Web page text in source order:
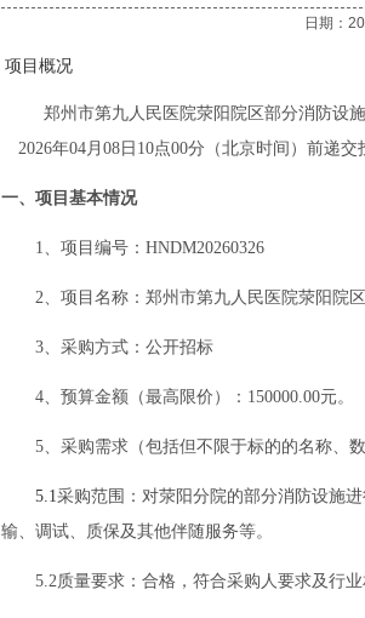
日期：
项目概况
郑州市第九人民医院荥阳院区部分消防设
2026年04月 08 日 10点00分（北京时间）前递交
一、项目基本情况
1、项目编号： HNDM20260326
2、项目名称： 郑州市第九人民医院荥阳院
3、采购方式：公开招标
4、预算金额（最高限价）： 150000.00元。
5、采购需求（包括但不限于标的的名称、
5.1采购范围：对荥阳分院的部分消防设施
输、调试、质保及其他伴随服务等。
5.2质量要求： 合格， 符合采购人要求及行业